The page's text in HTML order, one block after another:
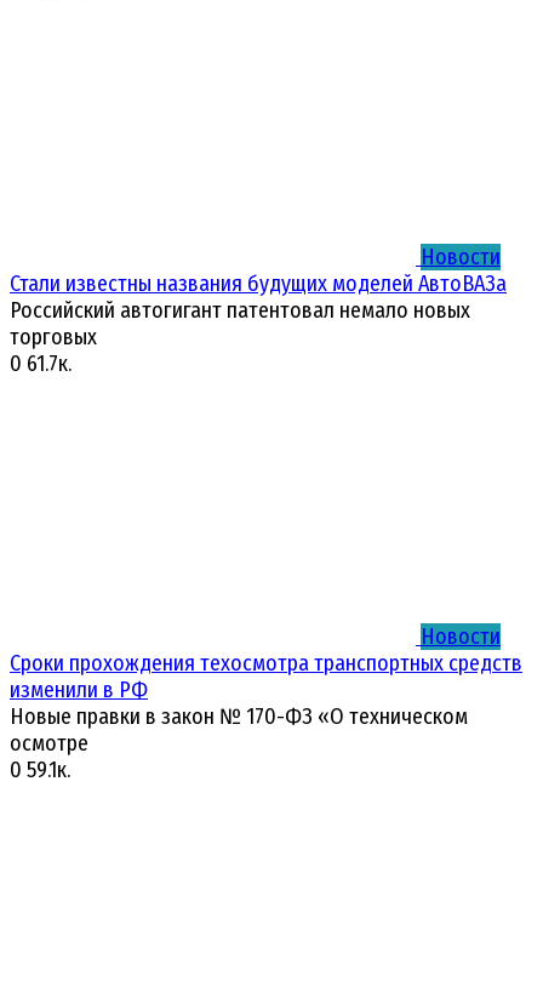
Новости
Стали известны названия будущих моделей АвтоВАЗа
Российский автогигант патентовал немало новых
торговых
0 61.7к.
Новости
Сроки прохождения техосмотра транспортных средств
изменили в РФ
Новые правки в закон № 170-ФЗ «О техническом
осмотре
0 59.1к.